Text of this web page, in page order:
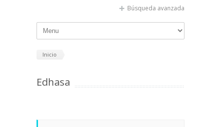
Búsqueda avanzada
Inicio
Edhasa